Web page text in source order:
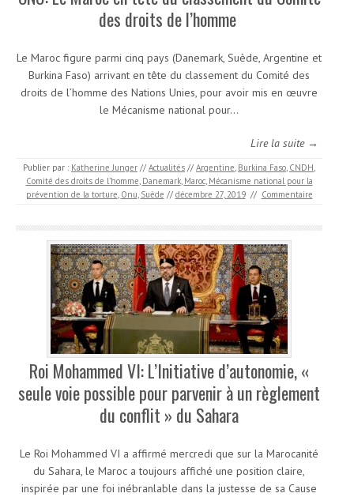
des droits de l’homme
Le Maroc figure parmi cinq pays (Danemark, Suède, Argentine et
Burkina Faso) arrivant en tête du classement du Comité des
droits de l’homme des Nations Unies, pour avoir mis en œuvre
le Mécanisme national pour…
Lire la suite →
Publier par : Katherine Junger // Actualités // Argentine, Burkina Faso, CNDH,
Comité des droits de l’homme, Danemark, Maroc, Mécanisme national pour la
prévention de la torture, Onu, Suède // décembre 27, 2019 // Commentaire
Roi Mohammed VI: L’Initiative d’autonomie, «
seule voie possible pour parvenir à un règlement
du conflit » du Sahara
Le Roi Mohammed VI a affirmé mercredi que sur la Marocanité
du Sahara, le Maroc a toujours affiché une position claire,
inspirée par une foi inébranlable dans la justesse de sa Cause